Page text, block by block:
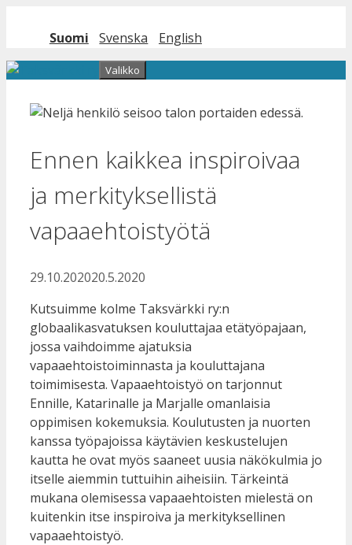
sisältöönSuomi Svenska English
Valikko
Ennen kaikkea inspiroivaa
ja merkityksellistä
vapaaehtoistyötä
29.10.202020.5.2020
Kutsuimme kolme Taksvärkki ry:n
globaalikasvatuksen kouluttajaa etätyöpajaan,
jossa vaihdoimme ajatuksia
vapaaehtoistoiminnasta ja kouluttajana
toimimisesta. Vapaaehtoistyö on tarjonnut
Ennille, Katarinalle ja Marjalle omanlaisia
oppimisen kokemuksia. Koulutusten ja nuorten
kanssa työpajoissa käytävien keskustelujen
kautta he ovat myös saaneet uusia näkökulmia jo
itselle aiemmin tuttuihin aiheisiin. Tärkeintä
mukana olemisessa vapaaehtoisten mielestä on
kuitenkin itse inspiroiva ja merkityksellinen
vapaaehtoistyö.